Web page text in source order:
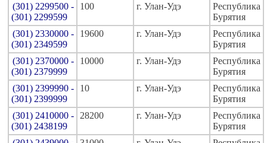
(301) 2299500 -
(301) 2299599
100 г. Улан-Удэ
Республика
Бурятия
(301) 2330000 -
(301) 2349599
19600 г. Улан-Удэ
Республика
Бурятия
(301) 2370000 -
(301) 2379999
10000 г. Улан-Удэ
Республика
Бурятия
(301) 2399990 -
(301) 2399999
10 г. Улан-Удэ
Республика
Бурятия
(301) 2410000 -
(301) 2438199
28200 г. Улан-Удэ
Республика
Бурятия